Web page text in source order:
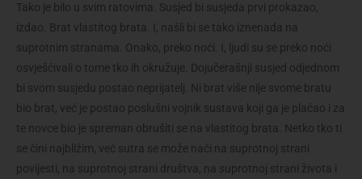
Tako je bilo u svim ratovima. Susjed bi susjeda prvi prokazao,
izdao. Brat vlastitog brata. I, našli bi se tako iznenada na
suprotnim stranama. Onako, preko noći. I, ljudi su se preko noći
osvješćivali o tome tko ih okružuje. Dojučerašnji susjed odjednom
bi svom susjedu postao neprijatelj. Ni brat više nije svome bratu
bio brat, već je postao poslušni vojnik sustava koji ga je plaćao i za
te novce bio je spreman obrušiti se na vlastitog brata. Netko tko ti
se čini najbližim, već sutra se može naći na suprotnoj strani
povijesti, na suprotnoj strani društva, na suprotnoj strani života i